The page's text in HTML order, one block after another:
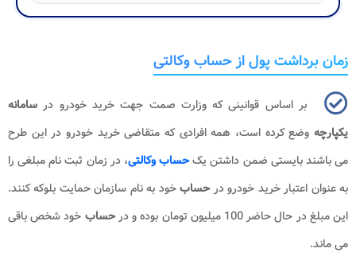
زمان برداشت پول از حساب وکالتی
بر اساس قوانینی که وزارت صمت جهت خرید خودرو در سامانه
یکپارچه وضع کرده است، همه افرادی که متقاضی خرید خودرو در این طرح
می باشند بایستی ضمن داشتن یکحساب وکالتی، در زمان ثبت نام مبلغی را
به عنوان اعتبار خرید خودرو درحسابخود به نام سازمان حمایت بلوکه کنند.
این مبلغ در حال حاضر 100 میلیون تومان بوده و در
حساب خود شخص باقی
می ماند.